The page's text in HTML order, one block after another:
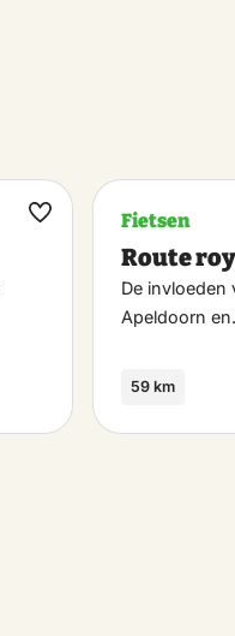
Maak
Fietsen
Route
De invloeden
Apeldoorn
59 km